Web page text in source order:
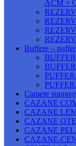
ACM +
Buffere –
Camere
CAZANE
CAZANE
CAZANE
CAZANE
CAZANE-